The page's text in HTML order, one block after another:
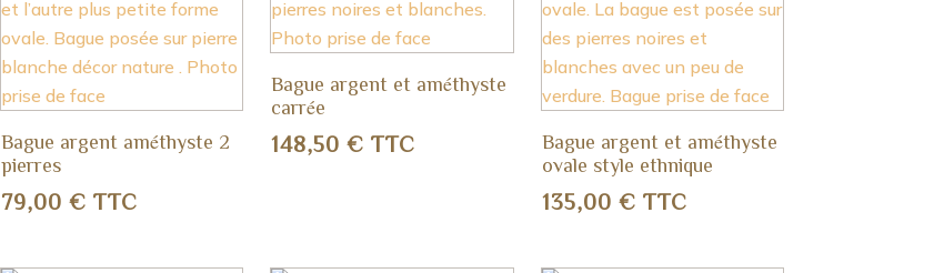
Bague argent améthyste 2
pierres
79,00 € TTC
Bague argent et améthyste
carrée
148,50€ TTC
Bague argent et améthyste
ovale style ethnique
135,00€ TTC